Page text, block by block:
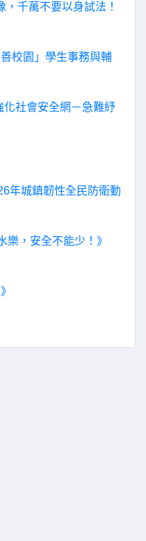
千萬不要以身試法！
校園」學生事務與輔
化社會安全網－急難紓
年城鎮韌性全民防衛動
樂，安全不能少！》